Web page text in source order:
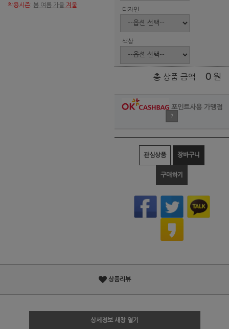
착용시즌: 봄 여름 가을 겨울
디자인
색상
총 상품 금액 0 원
포인트사용 가맹점
?
관심상품 장바구니
구매하기
상품리뷰
상세정보 새창 열기